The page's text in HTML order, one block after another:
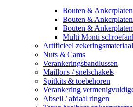
Bouten &
Bouten &
Bouten &
Multi Monti
Artificieel zekeringsmateriaal
Nuts & Cams
Verankeringsbandlussen
Maillons / snelschakels
Spitkits & toebehoren
Verankering
Abseil / afdaal ringen